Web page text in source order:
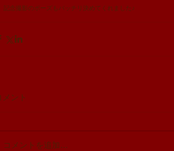
記念撮影のポーズもバッチリ決めてくれました♪
メント
コメントを追加…